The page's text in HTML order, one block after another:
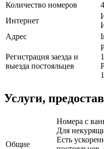
Количество номеров
Интернет
Адрес
Регистрация заезда и
выезда постояльцев
Услуги,
Общие
Номера с
Для
Есть